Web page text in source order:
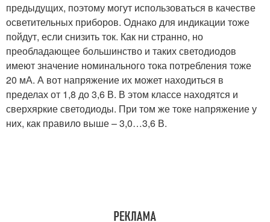
предыдущих, поэтому могут использоваться в качестве
осветительных приборов. Однако для индикации тоже
пойдут, если снизить ток. Как ни странно, но
преобладающее большинство и таких светодиодов
имеют значение номинального тока потребления тоже
20 мА. А вот напряжение их может находиться в
пределах от 1,8 до 3,6 В. В этом классе находятся и
сверхяркие светодиоды. При том же токе напряжение у
них, как правило выше – 3,0…3,6 В.